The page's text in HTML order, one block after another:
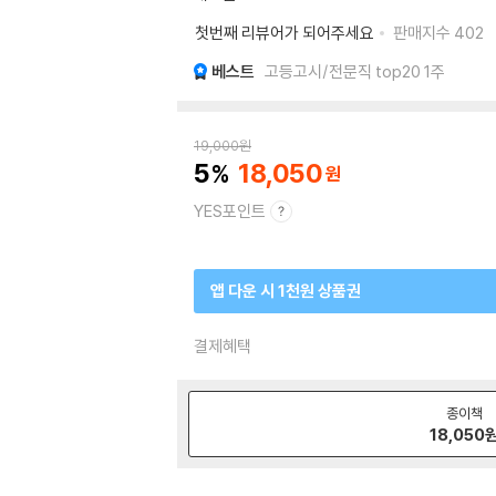
첫번째 리뷰어가 되어주세요
판매지수 402
베스트 고등고시/전문직 top20 1주
19,000원
5 18,050
YES포인트
앱 다운 시 1천원 상품권
결제혜택
종이책
18,050